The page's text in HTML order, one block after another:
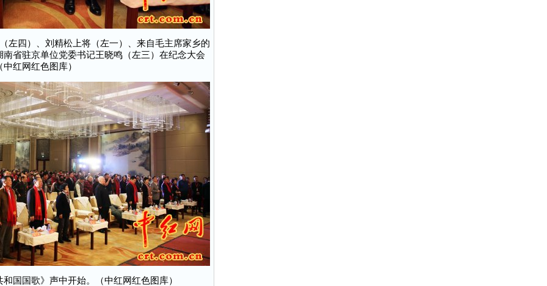
左四）、刘精松上将（左一）、来自毛主席家乡的
省驻京单位党委书记王晓鸣（左三）在纪念大会
中红网红色图库）
国国歌》声中开始。（中红网红色图库）